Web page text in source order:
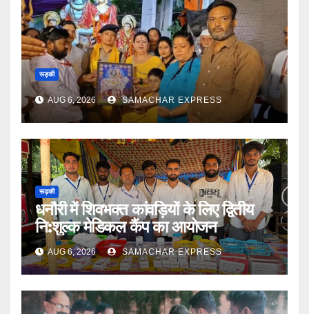
रूड़की
AUG 6, 2026 SAMACHAR EXPRESS
रूड़की
धनौरी में शिवभक्त कांवड़ियों के लिए द्वितीय
नि:शुल्क मेडिकल कैंप का आयोजन
AUG 6, 2026 SAMACHAR EXPRESS